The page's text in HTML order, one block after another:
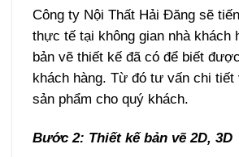
Công ty Nội Thất Hải Đăng sẽ
thực tế tại không gian nhà khách
bản vẽ thiết kế đã có để biết
khách hàng. Từ đó tư vấn chi tiết
sản phẩm cho quý khách.
Bước 2: Thiết kế bản vẽ 2D, 3D